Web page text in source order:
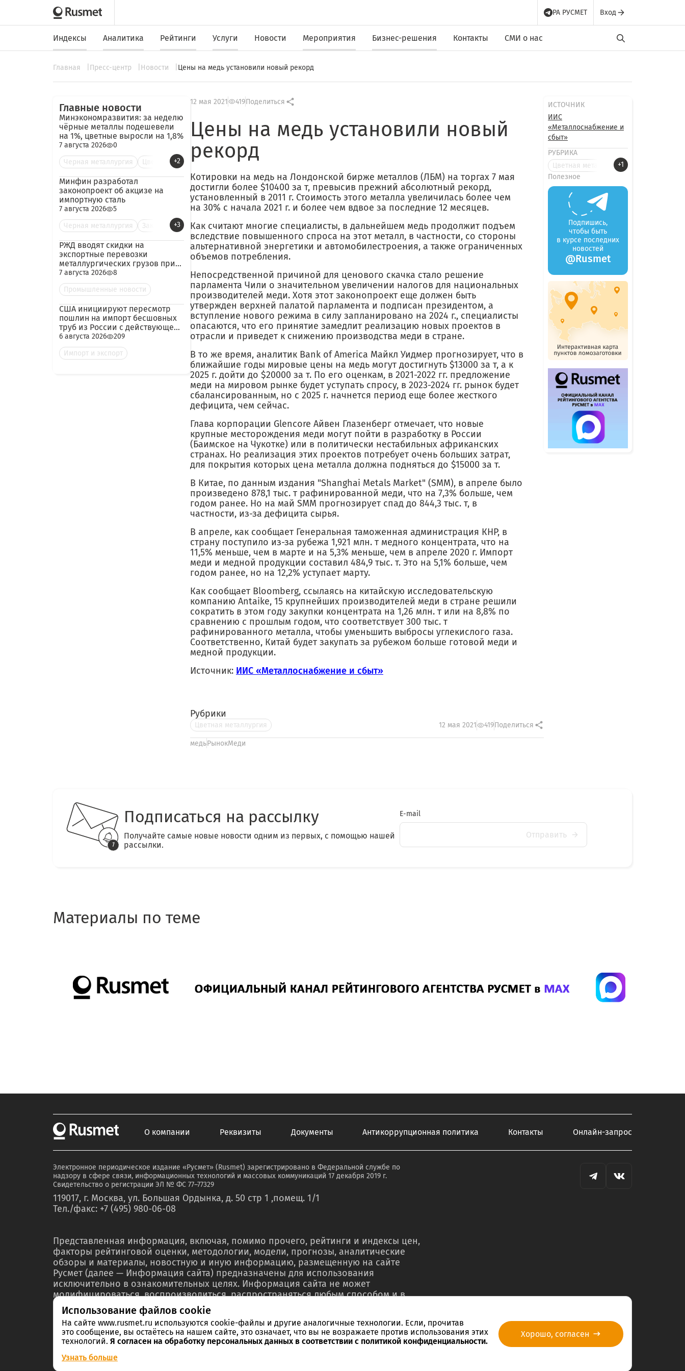
РА РУСМЕТ Вход
Индексы Аналитика Рейтинги Услуги Новости Мероприятия Бизнес-решения Контакты СМИ о нас
Главная Пресс-центр Новости Цены на медь установили новый рекорд
Главные новости
Минэкономразвития: за неделю
чёрные металлы подешевели
на 1%, цветные выросли на 1,8%
7 августа 2026
0
Черная металлургия
Цве +2
Минфин разработал
законопроект об акцизе на
импортную сталь
7 августа 2026
5
Черная металлургия
Зак +3
РЖД вводят скидки на
экспортные перевозки
металлургических грузов при
гарантированных объёмах
7 августа 2026
8
Промышленные новости
США инициируют пересмотр
пошлин на импорт бесшовных
труб из России с действующей
ставкой 209,72%
6 августа 2026
209
Импорт и экспорт
12 мая 2021 419Поделиться
Цены на медь установили новый
рекорд
Котировки на медь на Лондонской бирже металлов (ЛБМ) на торгах 7 мая
достигли более $10400 за т, превысив прежний абсолютный рекорд,
установленный в 2011 г. Стоимость этого металла увеличилась более чем
на 30% с начала 2021 г. и более чем вдвое за последние 12 месяцев.
Как считают многие специалисты, в дальнейшем медь продолжит подъем
вследствие повышенного спроса на этот металл, в частности, со стороны
альтернативной энергетики и автомобилестроения, а также ограниченных
объемов потребления.
Непосредственной причиной для ценового скачка стало решение
парламента Чили о значительном увеличении налогов для национальных
производителей меди. Хотя этот законопроект еще должен быть
утвержден верхней палатой парламента и подписан президентом, а
вступление нового режима в силу запланировано на 2024 г., специалисты
опасаются, что его принятие замедлит реализацию новых проектов в
отрасли и приведет к снижению производства меди в стране.
В то же время, аналитик Bank of America Майкл Уидмер прогнозирует, что в
ближайшие годы мировые цены на медь могут достигнуть $13000 за т, а к
2025 г. дойти до $20000 за т. По его оценкам, в 2021-2022 гг. предложение
меди на мировом рынке будет уступать спросу, в 2023-2024 гг. рынок будет
сбалансированным, но с 2025 г. начнется период еще более жесткого
дефицита, чем сейчас.
Глава корпорации Glencore Айвен Глазенберг отмечает, что новые
крупные месторождения меди могут пойти в разработку в России
(Баимское на Чукотке) или в политически нестабильных африканских
странах. Но реализация этих проектов потребует очень больших затрат,
для покрытия которых цена металла должна подняться до $15000 за т.
В Китае, по данным издания "Shanghai Metals Market" (SMM), в апреле было
произведено 878,1 тыс. т рафинированной меди, что на 7,3% больше, чем
годом ранее. Но на май SMM прогнозирует спад до 844,3 тыс. т, в
частности, из-за дефицита сырья.
В апреле, как сообщает Генеральная таможенная администрация КНР, в
страну поступило из-за рубежа 1,921 млн. т медного концентрата, что на
11,5% меньше, чем в марте и на 5,3% меньше, чем в апреле 2020 г. Импорт
меди и медной продукции составил 484,9 тыс. т. Это на 5,1% больше, чем
годом ранее, но на 12,2% уступает марту.
Как сообщает Bloomberg, ссылаясь на китайскую исследовательскую
компанию Antaike, 15 крупнейших производителей меди в стране решили
сократить в этом году закупки концентрата на 1,26 млн. т или на 8,8% по
сравнению с прошлым годом, что соответствует 300 тыс. т
рафинированного металла, чтобы уменьшить выбросы углекислого газа.
Соответственно, Китай будет закупать за рубежом больше готовой меди и
медной продукции.
Источник: ИИС «Металлоснабжение и сбыт»
Рубрики
Цветная металлургия 12 мая 2021 419Поделиться
медьРынокМеди
ИСТОЧНИК
ИИС
«Металлоснабжение и
сбыт»
РУБРИКА
Цветная металлургия
+1
Полезное
Подпишись,
чтобы быть
в курсе последних
новостей
@Rusmet
Подписаться на рассылку
Получайте самые новые новости одним из первых, с помощью нашей
рассылки.
E-mail
Отправить
Материалы по теме
О компании Реквизиты Документы Антикоррупционная политика Контакты Онлайн-запрос
Электронное периодическое издание «Русмет» (Rusmet) зарегистрировано в Федеральной службе по
надзору в сфере связи, информационных технологий и массовых коммуникаций 17 декабря 2019 г.
Свидетельство о регистрации ЭЛ № ФС 77–77329
119017, г. Москва, ул. Большая Ордынка, д. 50 стр 1 ,помещ. 1/1
Тел./факс: +7 (495) 980-06-08
Представленная информация, включая, помимо прочего, рейтинги и индексы цен,
факторы рейтинговой оценки, методологии, модели, прогнозы, аналитические
обзоры и материалы, новостную и иную информацию, размещенную на сайте
Русмет (далее — Информация сайта) предназначены для использования
исключительно в ознакомительных целях. Информация сайта не может
модифицироваться, воспроизводиться, распространяться любым способом и в
любой форме ни полностью, ни частично в рекламных материалах, в рамках
мероприятий по связям с общественностью, в сводках новостей, в коммерческих
материалах или отчетах без предварительного письменного согласия со стороны
правообладателя – ООО «РА Русмет» и ссылки на источник. Использование
Информации в нарушение указанных требований и в незаконных целях запрещено.
Использование файлов cookie
На сайте www.rusmet.ru используются cookie-файлы и другие аналогичные технологии. Если, прочитав
это сообщение, вы остаётесь на нашем сайте, это означает, что вы не возражаете против использования этих
технологий. Я согласен на обработку персональных данных в соответствии с политикой конфиденциальности.
Узнать больше
Хорошо, согласен